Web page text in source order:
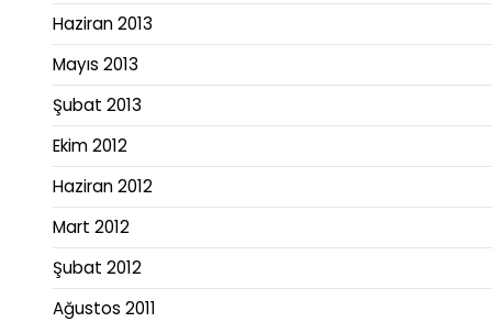
Haziran 2013
Mayıs 2013
Şubat 2013
Ekim 2012
Haziran 2012
Mart 2012
Şubat 2012
Ağustos 2011